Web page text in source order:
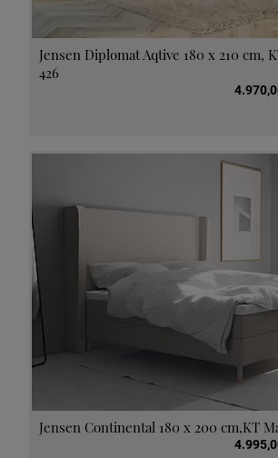
Jensen Diplomat Aqtive 180 x 210 cm,
426
Jensen Continental 180 x 200 cm,KT